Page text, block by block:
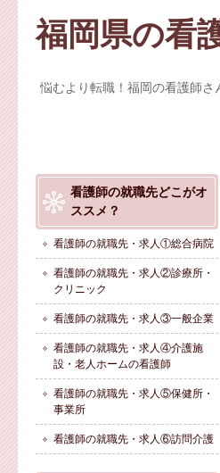
福岡県の看
悩むより転職！福岡の看護師
看護師の就職先どこがオ
ススメ？
看護師の就職先・求人①総合病院
看護師の就職先・求人②診療所・
クリニック
看護師の就職先・求人③一般企業
看護師の就職先・求人④介護施
設・老人ホームの看護師
看護師の就職先・求人⑤保健所・
事業所
看護師の就職先・求人⑥訪問介護